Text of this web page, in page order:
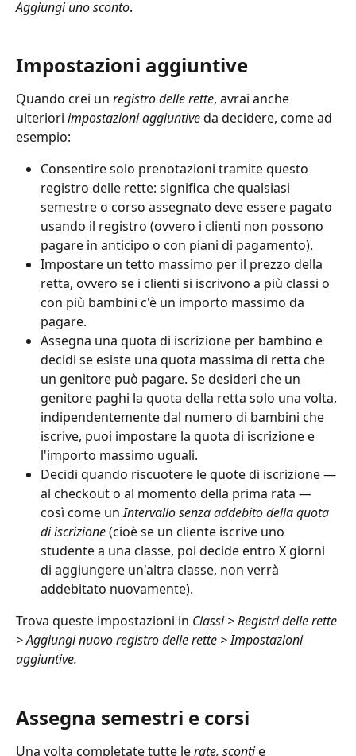
Aggiungi uno sconto.
Impostazioni aggiuntive
Quando crei un registro delle rette, avrai anche
ulteriori impostazioni aggiuntive da decidere, come ad
esempio:
Consentire solo prenotazioni tramite questo
registro delle rette: significa che qualsiasi
semestre o corso assegnato deve essere pagato
usando il registro (ovvero i clienti non possono
pagare in anticipo o con piani di pagamento).
Impostare un tetto massimo per il prezzo della
retta, ovvero se i clienti si iscrivono a più classi o
con più bambini c'è un importo massimo da
pagare.
Assegna una quota di iscrizione per bambino e
decidi se esiste una quota massima di retta che
un genitore può pagare. Se desideri che un
genitore paghi la quota della retta solo una volta,
indipendentemente dal numero di bambini che
iscrive, puoi impostare la quota di iscrizione e
l'importo massimo uguali.
Decidi quando riscuotere le quote di iscrizione —
al checkout o al momento della prima rata —
così come un Intervallo senza addebito della quota
di iscrizione (cioè se un cliente iscrive uno
studente a una classe, poi decide entro X giorni
di aggiungere un'altra classe, non verrà
addebitato nuovamente).
Trova queste impostazioni in Classi > Registri delle rette
> Aggiungi nuovo registro delle rette > Impostazioni
aggiuntive.
Assegna semestri e corsi
Una volta completate tutte le rate, sconti e